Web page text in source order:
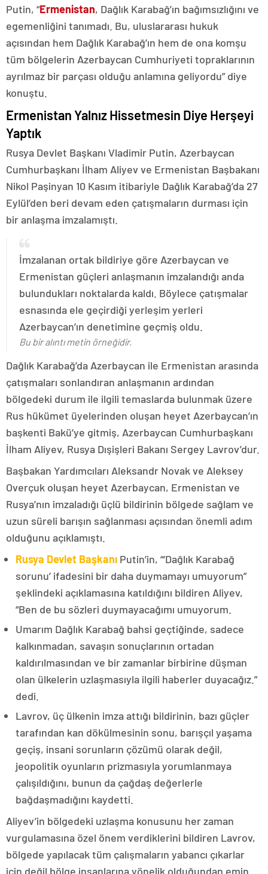
Putin, “Ermenistan, Dağlık Karabağ’ın bağımsızlığını ve
egemenliğini tanımadı. Bu, uluslararası hukuk
açısından hem Dağlık Karabağ’ın hem de ona komşu
tüm bölgelerin Azerbaycan Cumhuriyeti topraklarının
ayrılmaz bir parçası olduğu anlamına geliyordu” diye
konuştu.
Ermenistan Yalnız Hissetmesin Diye Herşeyi
Yaptık
Rusya Devlet Başkanı Vladimir Putin, Azerbaycan
Cumhurbaşkanı İlham Aliyev ve Ermenistan Başbakanı
Nikol Paşinyan 10 Kasım itibariyle Dağlık Karabağ’da 27
Eylül’den beri devam eden çatışmaların durması için
bir anlaşma imzalamıştı.
İmzalanan ortak bildiriye göre Azerbaycan ve
Ermenistan güçleri anlaşmanın imzalandığı anda
bulundukları noktalarda kaldı. Böylece çatışmalar
esnasında ele geçirdiği yerleşim yerleri
Azerbaycan’ın denetimine geçmiş oldu.
Bu bir alıntı metin örneğidir.
Dağlık Karabağ’da Azerbaycan ile Ermenistan arasında
çatışmaları sonlandıran anlaşmanın ardından
bölgedeki durum ile ilgili temaslarda bulunmak üzere
Rus hükümet üyelerinden oluşan heyet Azerbaycan’ın
başkenti Bakü’ye gitmiş, Azerbaycan Cumhurbaşkanı
İlham Aliyev, Rusya Dışişleri Bakanı Sergey Lavrov’dur.
Başbakan Yardımcıları Aleksandr Novak ve Aleksey
Overçuk oluşan heyet Azerbaycan, Ermenistan ve
Rusya’nın imzaladığı üçlü bildirinin bölgede sağlam ve
uzun süreli barışın sağlanması açısından önemli adım
olduğunu açıklamıştı.
Rusya Devlet Başkanı Putin’in, “‘Dağlık Karabağ
sorunu’ ifadesini bir daha duymamayı umuyorum”
şeklindeki açıklamasına katıldığını bildiren Aliyev,
“Ben de bu sözleri duymayacağımı umuyorum.
Umarım Dağlık Karabağ bahsi geçtiğinde, sadece
kalkınmadan, savaşın sonuçlarının ortadan
kaldırılmasından ve bir zamanlar birbirine düşman
olan ülkelerin uzlaşmasıyla ilgili haberler duyacağız.”
dedi.
Lavrov, üç ülkenin imza attığı bildirinin, bazı güçler
tarafından kan dökülmesinin sonu, barışçıl yaşama
geçiş, insani sorunların çözümü olarak değil,
jeopolitik oyunların prizmasıyla yorumlanmaya
çalışıldığını, bunun da çağdaş değerlerle
bağdaşmadığını kaydetti.
Aliyev’in bölgedeki uzlaşma konusunu her zaman
vurgulamasına özel önem verdiklerini bildiren Lavrov,
bölgede yapılacak tüm çalışmaların yabancı çıkarlar
için değil bölge insanlarına yönelik olduğundan emin